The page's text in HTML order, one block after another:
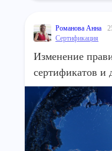
Романова Анна
Сертификация
Изменение
сертификатов